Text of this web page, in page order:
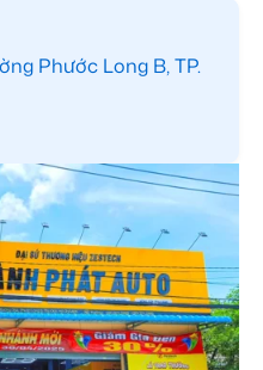
Phước Long B, TP.